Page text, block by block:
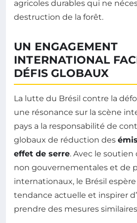
agricoles durables qui ne
destruction de la forêt.
UN ENGAGEMENT
INTERNATIONAL
DÉFIS GLOBAUX
La lutte du Brésil contre la
une résonance sur la scène
pays a la responsabilité de
globaux de réduction des
effet de serre. Avec le soutien
non gouvernementales et de
internationaux, le Brésil
tendance actuelle et inspirer
prendre des mesures